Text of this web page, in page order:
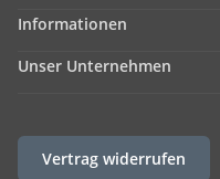
Informationen
Unser Unternehmen
Vertrag widerrufen